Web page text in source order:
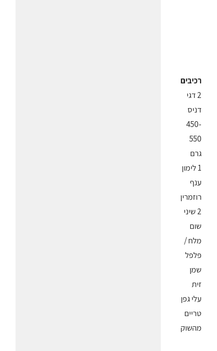
רכיבים
2 דגי
דניס
450-
550
גרם
1 לימון
ענף
רוזמרין
2 שיני
שום
מלח /
פלפל
שמן
זית
עלי גפן
טריים
מהשוק